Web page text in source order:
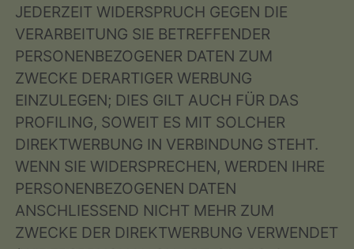
JEDERZEIT WIDERSPRUCH GEGEN DIE
VERARBEITUNG SIE BETREFFENDER
PERSONENBEZOGENER DATEN ZUM
ZWECKE DERARTIGER WERBUNG
EINZULEGEN; DIES GILT AUCH FÜR DAS
PROFILING, SOWEIT ES MIT SOLCHER
DIREKTWERBUNG IN VERBINDUNG STEHT.
WENN SIE WIDERSPRECHEN, WERDEN IHRE
PERSONENBEZOGENEN DATEN
ANSCHLIESSEND NICHT MEHR ZUM
ZWECKE DER DIREKTWERBUNG VERWENDET